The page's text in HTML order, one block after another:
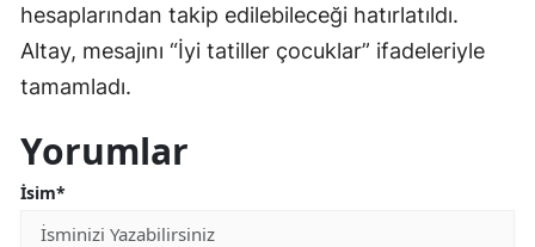
hesaplarından takip edilebileceği hatırlatıldı.
Altay, mesajını “İyi tatiller çocuklar” ifadeleriyle
tamamladı.
Yorumlar
İsim*